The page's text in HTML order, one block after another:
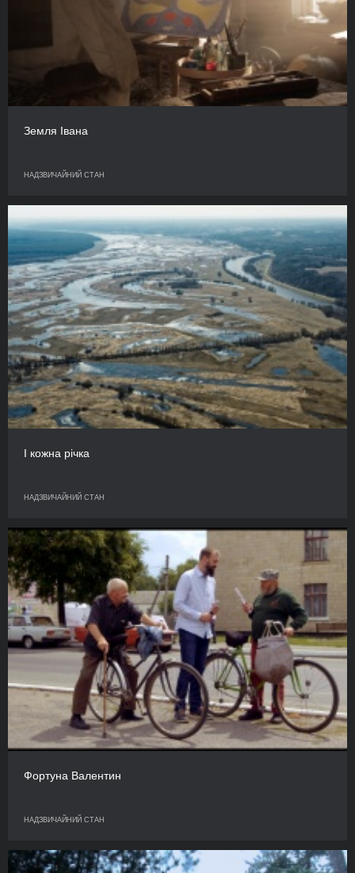
Земля Івана
НАДЗВИЧАЙНИЙ СТАН
І кожна річка
НАДЗВИЧАЙНИЙ СТАН
Фортуна Валентин
НАДЗВИЧАЙНИЙ СТАН